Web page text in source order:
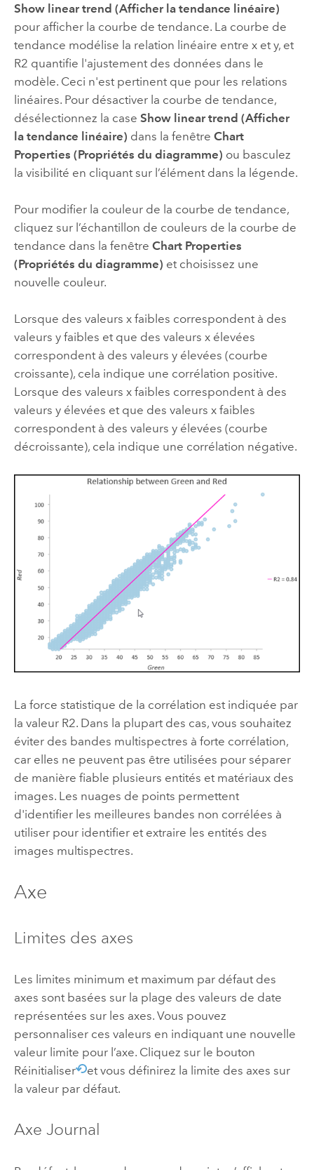
Show linear trend (Afficher la tendance linéaire)
pour afficher la courbe de tendance. La courbe de
tendance modélise la relation linéaire entre x et y, et
R2 quantifie l'ajustement des données dans le
modèle. Ceci n'est pertinent que pour les relations
linéaires. Pour désactiver la courbe de tendance,
désélectionnez la case Show linear trend (Afficher
la tendance linéaire) dans la fenêtre Chart
Properties (Propriétés du diagramme) ou basculez
la visibilité en cliquant sur l’élément dans la légende.
Pour modifier la couleur de la courbe de tendance,
cliquez sur l’échantillon de couleurs de la courbe de
tendance dans la fenêtre Chart Properties
(Propriétés du diagramme) et choisissez une
nouvelle couleur.
Lorsque des valeurs x faibles correspondent à des
valeurs y faibles et que des valeurs x élevées
correspondent à des valeurs y élevées (courbe
croissante), cela indique une corrélation positive.
Lorsque des valeurs x faibles correspondent à des
valeurs y élevées et que des valeurs x faibles
correspondent à des valeurs y élevées (courbe
décroissante), cela indique une corrélation négative.
La force statistique de la corrélation est indiquée par
la valeur R2. Dans la plupart des cas, vous souhaitez
éviter des bandes multispectres à forte corrélation,
car elles ne peuvent pas être utilisées pour séparer
de manière fiable plusieurs entités et matériaux des
images. Les nuages de points permettent
d'identifier les meilleures bandes non corrélées à
utiliser pour identifier et extraire les entités des
images multispectres.
Axe
Limites des axes
Les limites minimum et maximum par défaut des
axes sont basées sur la plage des valeurs de date
représentées sur les axes. Vous pouvez
personnaliser ces valeurs en indiquant une nouvelle
valeur limite pour l’axe. Cliquez sur le bouton
Réinitialiser
et vous définirez la limite des axes sur
la valeur par défaut.
Axe Journal